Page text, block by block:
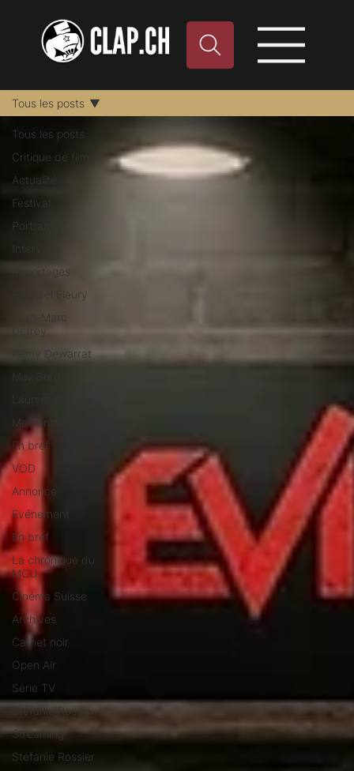
Tous les posts
Critique de film
Actualité
Festival
Portraits
Interview
Reportages
Raphael Fleury
Jean-Marc
Detrey
Remy Dewarrat
Max Borg
Memento
En bref
VOD
Annonce
Evénement
En bref
La chronique du
MCU
Cinéma Suisse
Archives
Carnet noir
Open Air
Série TV
Stéfanie Rossier
Streaming
Stefanie Rossier
Tous les posts